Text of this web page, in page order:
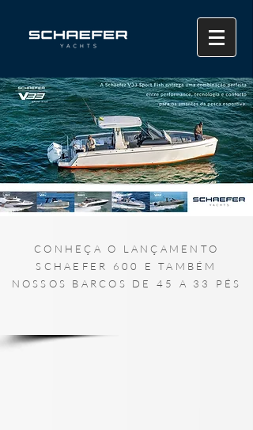
CONHEÇA O LANÇAMENTO
SCHAEFER 600 E TAMBÉM
NOSSOS BARCOS DE 45 A 33 PÉS